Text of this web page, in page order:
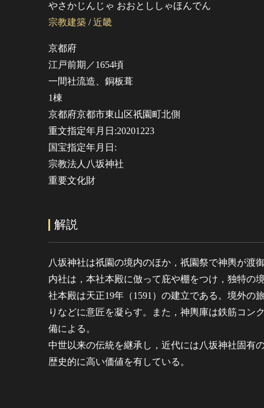
やさかじんじゃ おおとししゃほんでん
宗教建築 /近畿
京都府
江戸前期／1654頃
一間社流造、銅板葺
1棟
京都府京都市東山区祇園町北側
重文指定年月日:20201223
国宝指定年月日:
宗教法人八坂神社
重要文化財
解説
八坂神社は祇園の境内のほか，祇園祭で神輿が渡
内社は，本社本殿に倣って庇や棚をつけ，独特の
社本殿は天正19年（1591）の建立である。境外の
りなどに意匠を凝らす。また，神輿庫は鉄筋コン
備による。
中世以来の伝統を継承し，近代には八坂神社固有
歴史的に高い価値を有している。